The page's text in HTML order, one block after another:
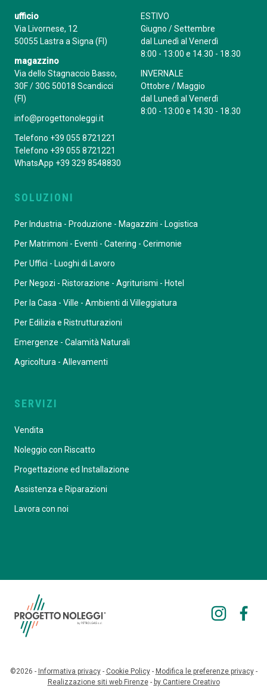
ufficio
Via Livornese, 12
50055 Lastra a Signa (FI)
magazzino
Via dello Stagnaccio Basso,
30F / 30G 50018 Scandicci
(FI)
info@progettonoleggi.it
Telefono +39 055 8721221
Telefono +39 055 8721221
WhatsApp +39 329 8548830
ESTIVO
Giugno / Settembre
dal Lunedì al Venerdì
8:00 - 13:00 e 14.30 - 18.30
INVERNALE
Ottobre / Maggio
dal Lunedì al Venerdì
8:00 - 13:00 e 14.30 - 18.30
SOLUZIONI
Per Industria - Produzione - Magazzini - Logistica
Per Matrimoni - Eventi - Catering - Cerimonie
Per Uffici - Luoghi di Lavoro
Per Negozi - Ristorazione - Agriturismi - Hotel
Per la Casa - Ville - Ambienti di Villeggiatura
Per Edilizia e Ristrutturazioni
Emergenze - Calamità Naturali
Agricoltura - Allevamenti
SERVIZI
Vendita
Noleggio con Riscatto
Progettazione ed Installazione
Assistenza e Riparazioni
Lavora con noi
©2026 - Informativa privacy- Cookie Policy- Modifica le preferenze privacy-
Realizzazione siti web Firenze- by Cantiere Creativo